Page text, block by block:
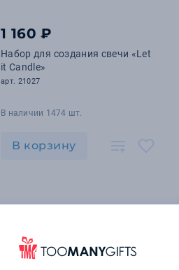
1 160 ₽
Набор для создания свечи «Let
it Candle»
арт. 21027
В наличии 1474 шт.
В корзину